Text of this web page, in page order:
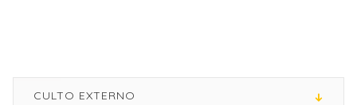
CULTO EXTERNO